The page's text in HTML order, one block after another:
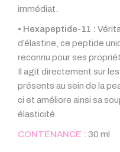
immédiat.
• Hexapeptide-11 :
d’élastine, ce peptide
reconnu pour ses
Il agit directement sur
présents au sein de la
ci et améliore ainsi sa
élasticité
CONTENANCE : 30 ml